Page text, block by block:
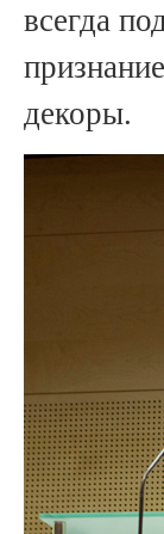
всегда
декоры.